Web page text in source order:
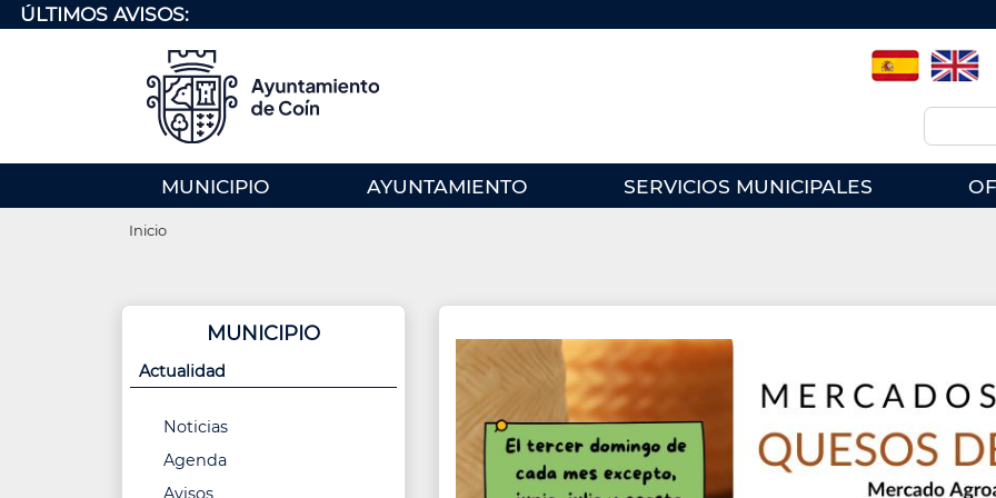
Pasar
al
ÚLTIMOS AVISOS:
Spanish English
Buscar
MUNICIPIO AYUNTAMIENTO SERVICIOS MUNICIPALES
Ruta
navegación
Inicio
MUNICIPIO
Actualidad
Noticias
Agenda
Avisos